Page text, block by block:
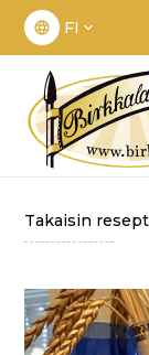
FI
Takaisin